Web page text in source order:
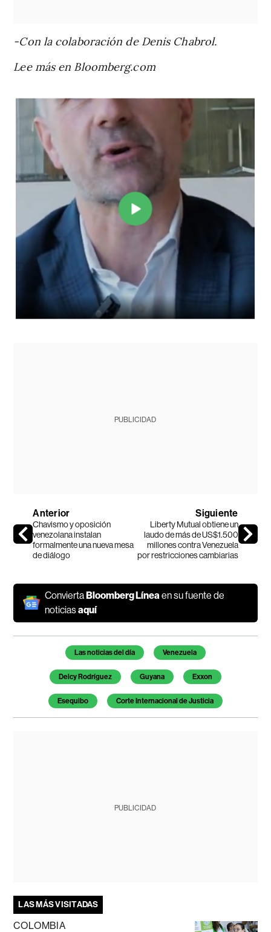
-Con la colaboración de Denis Chabrol.
Lee más en Bloomberg.com
PUBLICIDAD
Anterior
Chavismo y oposición
venezolana instalan
formalmente una nueva mesa
de diálogo
Siguiente
Liberty Mutual obtiene un
laudo de más de US$1.500
millones contra Venezuela
por restricciones cambiarias
ConviertaBloomberg Línea en su fuente de
noticiasaquí
Temas de este artículo
Las noticias del día Venezuela
Delcy Rodríguez Guyana Exxon
Esequibo Corte Internacional de Justicia
PUBLICIDAD
LAS MÁS VISITADAS
COLOMBIA